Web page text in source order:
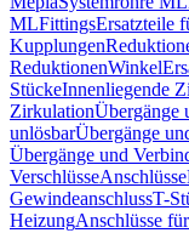
MLFittingsErsatzteile
Kupplungen
ReduktionenWinkel
StückeInnenliegende
ZirkulationÜbergänge
unlösbarÜbergänge
Übergänge und
VerschlüsseAnschlüsse
GewindeanschlussT-
HeizungAnschlüsse